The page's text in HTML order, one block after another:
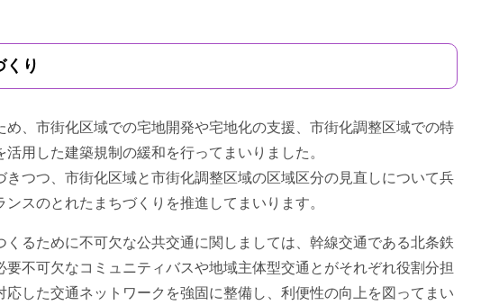
り
、市街化区域での宅地開発や宅地化の支援、市街化調整区域での特
用した建築規制の緩和を行ってまいりました。
つつ、市街化区域と市街化調整区域の区域区分の見直しについて兵
スのとれたまちづくりを推進してまいります。
るために不可欠な公共交通に関しましては、幹線交通である北条鉄
不可欠なコミュニティバスや地域主体型交通とがそれぞれ役割分担
応した交通ネットワークを強固に整備し、利便性の向上を図ってまい